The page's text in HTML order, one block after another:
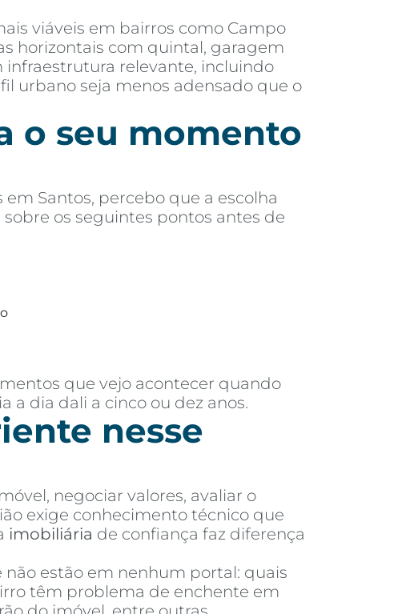
viáveis em bairros como Campo
horizontais com quintal, garagem
relevante, incluindo
urbano seja menos adensado que o
o seu momento
Santos, percebo que a escolha
os seguintes pontos antes de
que vejo acontecer quando
a dia dali a cinco ou dez anos.
nesse
negociar valores, avaliar o
exige conhecimento técnico que
imobiliária de confiança faz diferença
estão em nenhum portal: quais
têm problema de enchente em